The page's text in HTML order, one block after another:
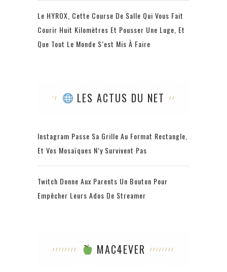
Le HYROX, Cette Course De Salle Qui Vous Fait
Courir Huit Kilomètres Et Pousser Une Luge, Et
Que Tout Le Monde S’est Mis À Faire
LES ACTUS DU NET
Instagram Passe Sa Grille Au Format Rectangle,
Et Vos Mosaïques N’y Survivent Pas
Twitch Donne Aux Parents Un Bouton Pour
Empêcher Leurs Ados De Streamer
MAC4EVER